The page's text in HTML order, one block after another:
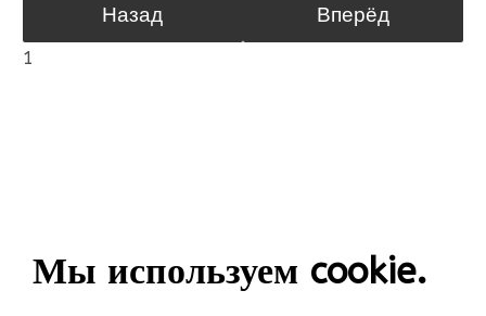
Назад Вперёд
1
Мы используем cookie.